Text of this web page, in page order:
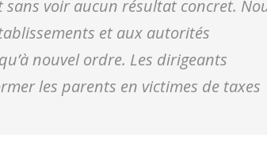
sans voir aucun résultat concret.
et aux autorités
nouvel ordre. Les dirigeants
les parents en victimes de taxes